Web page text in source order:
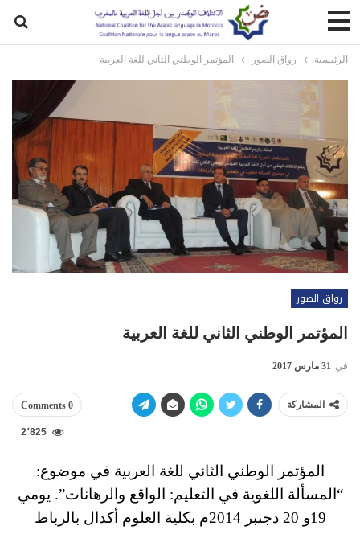
الرئيسية رواق الصور المؤتمر الوطني الثاني للغة العربية
رواق الصور
المؤتمر الوطني الثاني للغة العربية
في 31 مارس 2017
المشاركة 0 Comments
2٬825
المؤتمر الوطني الثاني للغة العربية في موضوع:
“المسألة اللغوية في التعليم: الواقع والرهانات”. يومي
19و 20 دجنبر 2014م بكلية العلوم أكدال بالرباط